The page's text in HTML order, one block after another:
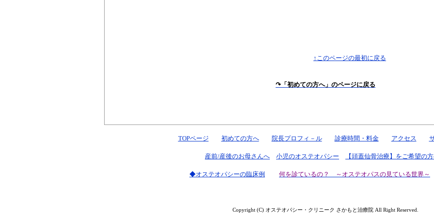
↑このページの最初に戻る
↷「初めての方へ」のページに戻る
TOPページ 初めての方へ 院長プロフィ－ル 診療時間・料金 アクセス
産前/産後のお母さんへ 小児のオステオパシー 【頭蓋仙骨治療】をご希望の
◆オステオパシーの臨床例 何を診ているの？ ～オステオパスの見ている世界～
Copyright (C) オステオパシー・クリニーク さかもと治療院 All Right Reserved.